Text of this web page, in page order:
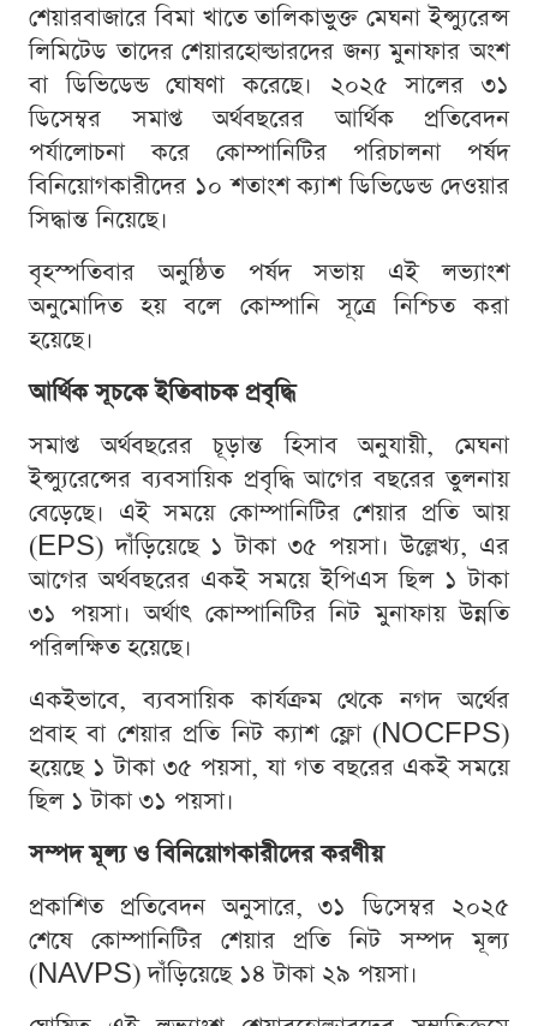
শেয়ারবাজারে বিমা খাতে তালিকাভুক্ত মেঘনা ইন্স্যুরেন্স
লিমিটেড তাদের শেয়ারহোল্ডারদের জন্য মুনাফার অংশ
বা ডিভিডেন্ড ঘোষণা করেছে। ২০২৫ সালের ৩১
ডিসেম্বর সমাপ্ত অর্থবছরের আর্থিক প্রতিবেদন
পর্যালোচনা করে কোম্পানিটির পরিচালনা পর্ষদ
বিনিয়োগকারীদের ১০ শতাংশ ক্যাশ ডিভিডেন্ড দেওয়ার
সিদ্ধান্ত নিয়েছে।
বৃহস্পতিবার অনুষ্ঠিত পর্ষদ সভায় এই লভ্যাংশ
অনুমোদিত হয় বলে কোম্পানি সূত্রে নিশ্চিত করা
হয়েছে।
আর্থিক সূচকে ইতিবাচক প্রবৃদ্ধি
সমাপ্ত অর্থবছরের চূড়ান্ত হিসাব অনুযায়ী, মেঘনা
ইন্স্যুরেন্সের ব্যবসায়িক প্রবৃদ্ধি আগের বছরের তুলনায়
বেড়েছে। এই সময়ে কোম্পানিটির শেয়ার প্রতি আয়
(EPS) দাঁড়িয়েছে ১ টাকা ৩৫ পয়সা। উল্লেখ্য, এর
আগের অর্থবছরের একই সময়ে ইপিএস ছিল ১ টাকা
৩১ পয়সা। অর্থাৎ কোম্পানিটির নিট মুনাফায় উন্নতি
পরিলক্ষিত হয়েছে।
একইভাবে, ব্যবসায়িক কার্যক্রম থেকে নগদ অর্থের
প্রবাহ বা শেয়ার প্রতি নিট ক্যাশ ফ্লো (NOCFPS)
হয়েছে ১ টাকা ৩৫ পয়সা, যা গত বছরের একই সময়ে
ছিল ১ টাকা ৩১ পয়সা।
সম্পদ মূল্য ও বিনিয়োগকারীদের করণীয়
প্রকাশিত প্রতিবেদন অনুসারে, ৩১ ডিসেম্বর ২০২৫
শেষে কোম্পানিটির শেয়ার প্রতি নিট সম্পদ মূল্য
(NAVPS) দাঁড়িয়েছে ১৪ টাকা ২৯ পয়সা।